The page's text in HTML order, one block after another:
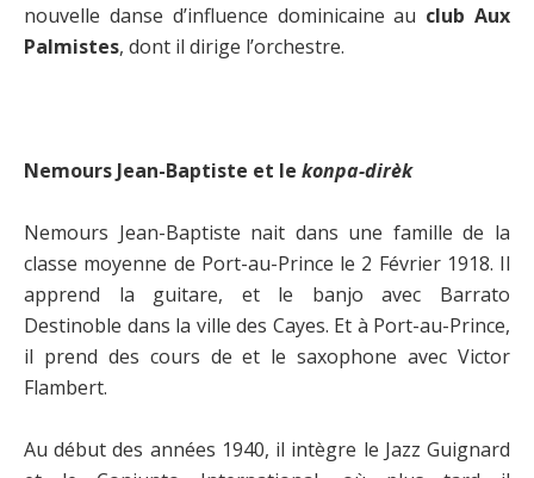
nouvelle danse d’influence dominicaine au club Aux
Palmistes, dont il dirige l’orchestre.
Nemours Jean-Baptiste et le konpa-dirèk
Nemours Jean-Baptiste nait dans une famille de la
classe moyenne de Port-au-Prince le 2 Février 1918. Il
apprend la guitare, et le banjo avec Barrato
Destinoble dans la ville des Cayes. Et à Port-au-Prince,
il prend des cours de et le saxophone avec Victor
Flambert.
Au début des années 1940, il intègre le Jazz Guignard